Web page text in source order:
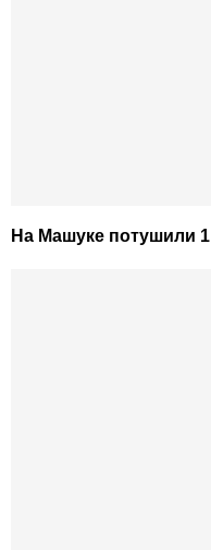
На Машуке потушили